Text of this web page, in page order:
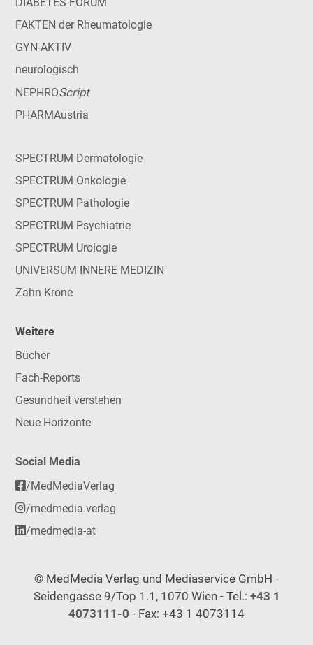
FAKTEN der Rheumatologie
GYN-AKTIV
neurologisch
NEPHROScript
PHARMAustria
SPECTRUM Dermatologie
SPECTRUM Onkologie
SPECTRUM Pathologie
SPECTRUM Psychiatrie
SPECTRUM Urologie
UNIVERSUM INNERE MEDIZIN
Zahn Krone
Weitere
Bücher
Fach-Reports
Gesundheit verstehen
Neue Horizonte
Social Media
/MedMediaVerlag
/medmedia.verlag
/medmedia-at
© MedMedia Verlag und Mediaservice GmbH -
Seidengasse 9/Top 1.1, 1070 Wien - Tel.: +43 1
4073111-0 - Fax: +43 1 4073114